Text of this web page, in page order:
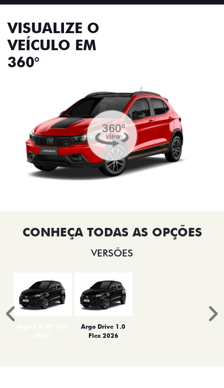
VISUALIZE O
VEÍCULO EM
360°
VERSÕES
Argo Drive 1.0
Flex 2026
Anterior